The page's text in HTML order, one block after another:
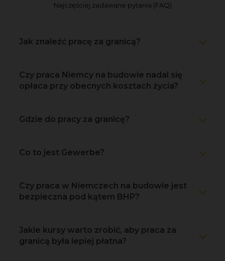
Najczęściej zadawane pytania (FAQ)
Jak znaleźć pracę za granicą?
Czy praca Niemcy na budowie nadal się
opłaca przy obecnych kosztach życia?
Gdzie do pracy za granicę?
Co to jest Gewerbe?
Czy praca w Niemczech na budowie jest
bezpieczna pod kątem BHP?
Jakie kursy warto zrobić, aby praca za
granicą była lepiej płatna?